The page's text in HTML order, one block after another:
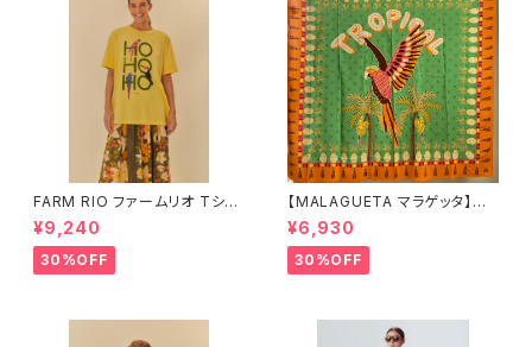
FARM RIO ファームリオ Tシャ
ツ HOHOHO
¥9,240
30%OFF
【MALAGUETA マラゲッタ】カ
ンガ TROPICAL
¥6,930
30%OFF